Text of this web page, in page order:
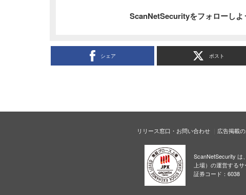
ScanNetSecurityをフォローしよ
シェア ポスト
リリース窓口・お問い合わせ 広告掲載
ScanNetSecurity は
上場）の運営するサ
証券コード：6038